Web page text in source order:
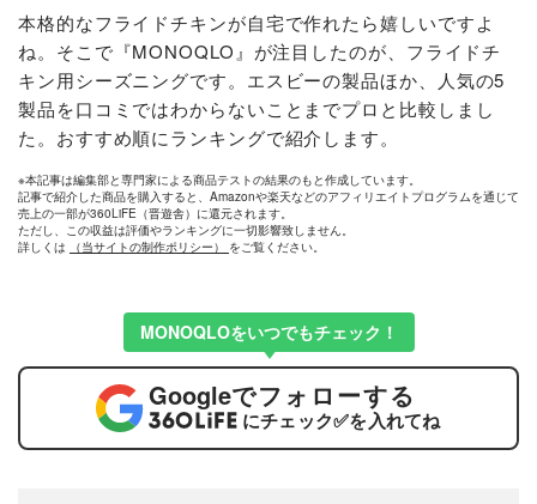
本格的なフライドチキンが自宅で作れたら嬉しいですよ
ね。そこで『MONOQLO』が注目したのが、フライドチ
キン用シーズニングです。エスビーの製品ほか、人気の5
製品を口コミではわからないことまでプロと比較しまし
た。おすすめ順にランキングで紹介します。
※本記事は編集部と専門家による商品テストの結果のもと作成しています。
記事で紹介した商品を購入すると、Amazonや楽天などのアフィリエイトプログラムを通じて
売上の一部が360LiFE（晋遊舎）に還元されます。
ただし、この収益は評価やランキングに一切影響致しません。
詳しくは
（当サイトの制作ポリシー） をご覧ください。
MONOQLOをいつでもチェック！
Googleでフォローする
にチェック✅を入れてね